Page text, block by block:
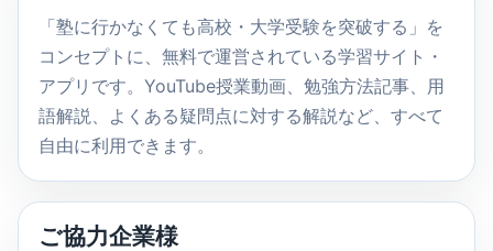
索
「塾に行かなくても高校・大学受験を突破する」を
コンセプトに、無料で運営されている学習サイト・
アプリです。YouTube授業動画、勉強方法記事、用
語解説、よくある疑問点に対する解説など、すべて
自由に利用できます。
ご協力企業様